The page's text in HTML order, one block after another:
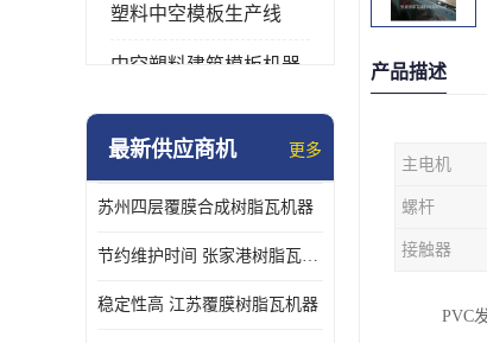
塑料中空模板生产线
中空塑料建筑模板机器
最新供应商机 更多
苏州四层覆膜合成树脂瓦机器
节约维护时间 张家港树脂瓦小青瓦成型机
稳定性高 江苏覆膜树脂瓦机器
产品描述
主电机
螺杆
接触器
PVC